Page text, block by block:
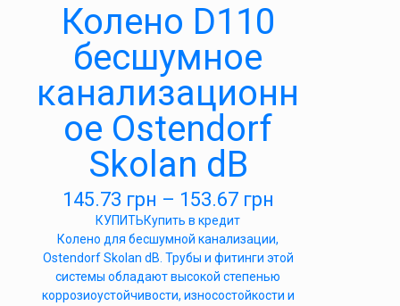
Колено D110
бесшумное
канализационн
ое Ostendorf
Skolan dB
145.73 грн – 153.67 грн
КУПИТЬКупить в кредит
Колено для бесшумной канализации,
Ostendorf Skolan dB. Трубы и фитинги этой
системы обладают высокой степенью
коррозиоустойчивости, износостойкости и